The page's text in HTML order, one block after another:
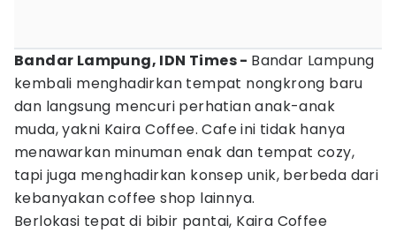
Bandar Lampung, IDN Times - Bandar Lampung
kembali menghadirkan tempat nongkrong baru
dan langsung mencuri perhatian anak-anak
muda, yakni Kaira Coffee. Cafe ini tidak hanya
menawarkan minuman enak dan tempat cozy,
tapi juga menghadirkan konsep unik, berbeda dari
kebanyakan coffee shop lainnya.
Berlokasi tepat di bibir pantai, Kaira Coffee